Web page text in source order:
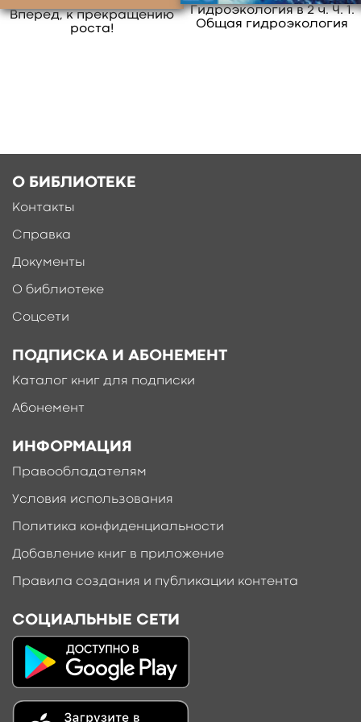
Вперед, к прекращению
роста!
Гидроэкология в 2 ч. Ч. 1.
Общая гидроэкология
О БИБЛИОТЕКЕ
Контакты
Справка
Документы
О библиотеке
Соцсети
ПОДПИСКА И АБОНЕМЕНТ
Каталог книг для подписки
Абонемент
ИНФОРМАЦИЯ
Правообладателям
Условия использования
Политика конфиденциальности
Добавление книг в приложение
Правила создания и публикации контента
СОЦИАЛЬНЫЕ СЕТИ